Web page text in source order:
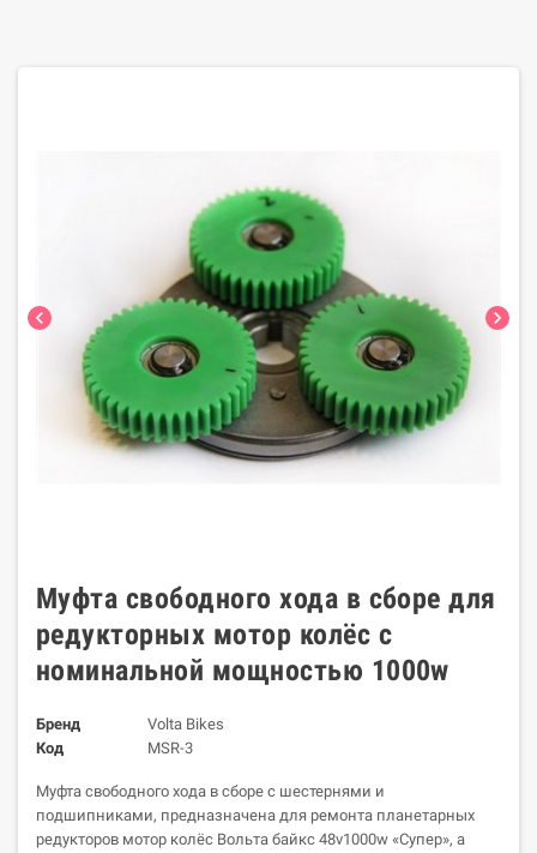
chevron_left chevron_right
Муфта свободного хода в сборе для
редукторных мотор колёс с
номинальной мощностью 1000w
Бренд
Volta Bikes
Код
MSR-3
Муфта свободного хода в сборе с шестернями и
подшипниками, предназначена для ремонта планетарных
редукторов мотор колёс Вольта байкс 48v1000w «Супер», а